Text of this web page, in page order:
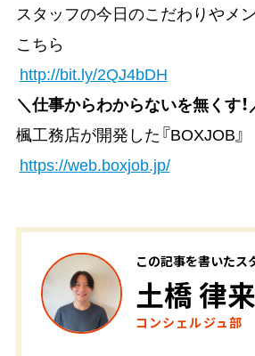
スタッフの今日のこだわりやメ
こちら
http://bit.ly/2QJ4bDH
＼仕事からわからないを無くす！
楓工務店が開発した『BOXJOB』
https://web.boxjob.jp/
この記事を書いたス
土橋 律来
コンシェルジュ部